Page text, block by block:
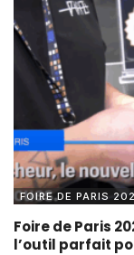
FOIRE DE PARIS
Foire de Paris
l’outil parfait